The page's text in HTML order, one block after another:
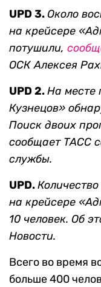
UPD 3.Около
на крейсере
потушили,
ОСК Алексея
UPD 2.На месте
Кузнецов»
Поиск двоих
сообщает ТАСС
службы.
UPD.
на крейсере
10 человек. Об
Новости.
Всего во время
больше 400